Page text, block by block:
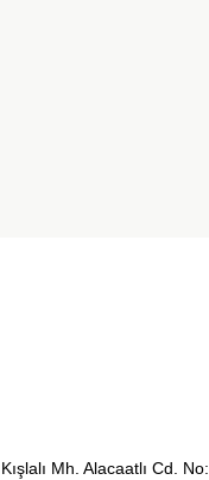
Mh. Alacaatlı Cd. No: